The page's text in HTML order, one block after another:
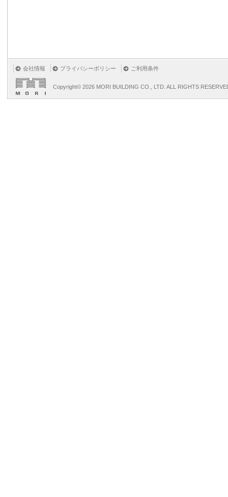
会社情報 プライバシーポリシー ご利用条件
Copyright© 2026 MORI BUILDING CO., LTD. ALL RIGHTS